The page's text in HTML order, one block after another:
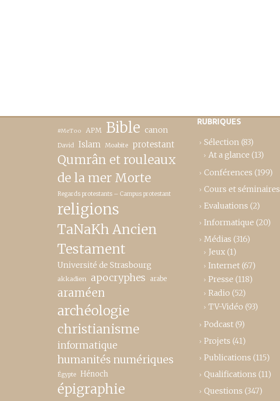
#MeToo APM Bible canon
David Islam Moabite protestant
Qumrân et rouleaux
de la mer Morte
Regards protestants – Campus protestant
religions
TaNaKh Ancien
Testament
Université de Strasbourg
akkadien apocryphes arabe
araméen
archéologie
christianisme
informatique
humanités numériques
Égypte Hénoch
épigraphie
RUBRIQUES
Sélection (83)
At a glance (13)
Conférences (199)
Cours et séminaires
Evaluations (2)
Informatique (20)
Médias (316)
Jeux (1)
Internet (67)
Presse (118)
Radio (52)
TV-Vidéo (93)
Podcast (9)
Projets (41)
Publications (115)
Qualifications (11)
Questions (347)